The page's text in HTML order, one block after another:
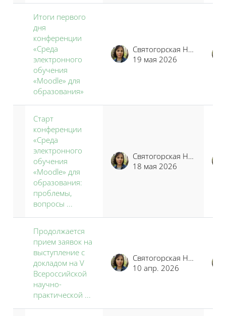
Итоги первого
дня
конференции
«Среда
электронного
обучения
«Moodle» для
образования»
Святогорская Наталья Владимировна
19 мая 2026
Старт
конференции
«Среда
электронного
обучения
«Moodle» для
образования:
проблемы,
вопросы ...
Святогорская Наталья Владимировна
18 мая 2026
Продолжается
прием заявок на
выступление с
докладом на V
Всероссийской
научно-
практической ...
Святогорская Наталья Владимировна
10 апр. 2026